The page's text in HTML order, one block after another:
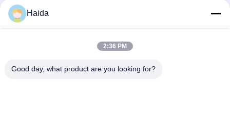
ট্যাগ: Packaging Testing Instruments
Haida
2:36 PM
Good day, what product are you looking for?